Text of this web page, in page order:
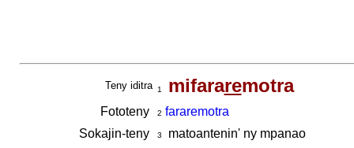
Teny iditra 1 mifararemotra
Fototeny 2 fararemotra
Sokajin-teny
3
matoantenin' ny mpanao